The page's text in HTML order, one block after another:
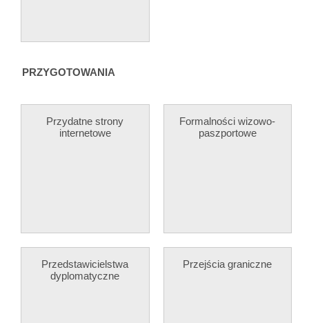
PRZYGOTOWANIA
Przydatne strony
internetowe
Formalności wizowo-
paszportowe
Przedstawicielstwa
dyplomatyczne
Przejścia graniczne